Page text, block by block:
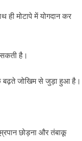
मोटापे में योगदान कर
सकती है।
बढ़ते जोखिम से जुड़ा हुआ है।
छोड़ना और तंबाकू